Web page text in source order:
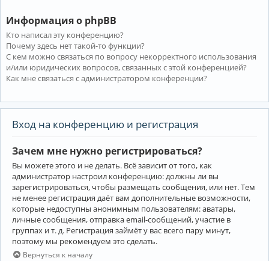
Информация о phpBB
Кто написал эту конференцию?
Почему здесь нет такой-то функции?
С кем можно связаться по вопросу некорректного использования
и/или юридических вопросов, связанных с этой конференцией?
Как мне связаться с администратором конференции?
Вход на конференцию и регистрация
Зачем мне нужно регистрироваться?
Вы можете этого и не делать. Всё зависит от того, как
администратор настроил конференцию: должны ли вы
зарегистрироваться, чтобы размещать сообщения, или нет. Тем
не менее регистрация даёт вам дополнительные возможности,
которые недоступны анонимным пользователям: аватары,
личные сообщения, отправка email-сообщений, участие в
группах и т. д. Регистрация займёт у вас всего пару минут,
поэтому мы рекомендуем это сделать.
Вернуться к началу